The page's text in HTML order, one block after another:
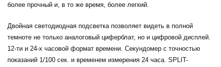
более прочный и, в то же время, более легкий.
Двойная светодиодная подсветка позволяет видеть в полной
темноте не только аналоговый циферблат, но и цифровой дисплей.
12-ти и 24-х часовой формат времени. Секундомер с точностью
показаний 1/100 сек. и временем измерения 24 часа. SPLIT-